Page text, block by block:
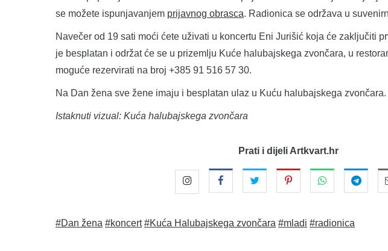
se možete ispunjavanjem prijavnog obrasca. Radionica se održava u
Navečer od 19 sati moći ćete uživati u koncertu Eni Jurišić koja će zaključiti
je besplatan i održat će se u prizemlju Kuće halubajskega zvončara, u
moguće rezervirati na broj +385 91 516 57 30.
Na Dan žena sve žene imaju i besplatan ulaz u Kuću halubajskega zvončara.
Istaknuti vizual: Kuća halubajskega zvončara
Prati i dijeli Artkvart.hr
#Dan žena #koncert #Kuća Halubajskega zvončara #mladi #radionica